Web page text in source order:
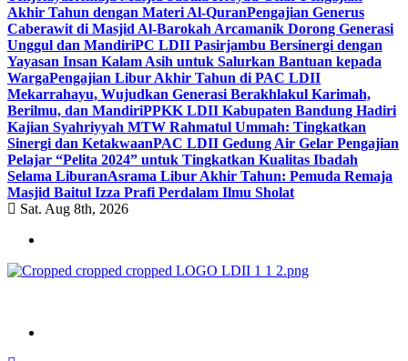
Akhir Tahun dengan Materi Al-QuranPengajian Generus
Caberawit di Masjid Al-Barokah Arcamanik Dorong Generasi
Unggul dan MandiriPC LDII Pasirjambu Bersinergi dengan
Yayasan Insan Kalam Asih untuk Salurkan Bantuan kepada
WargaPengajian Libur Akhir Tahun di PAC LDII
Mekarrahayu, Wujudkan Generasi Berakhlakul Karimah,
Berilmu, dan MandiriPPKK LDII Kabupaten Bandung Hadiri
Kajian Syahriyyah MTW Rahmatul Ummah: Tingkatkan
Sinergi dan KetakwaanPAC LDII Gedung Air Gelar Pengajian
Pelajar “Pelita 2024” untuk Tingkatkan Kualitas Ibadah
Selama LiburanAsrama Libur Akhir Tahun: Pemuda Remaja
Masjid Baitul Izza Prafi Perdalam Ilmu Sholat
Sat. Aug 8th, 2026